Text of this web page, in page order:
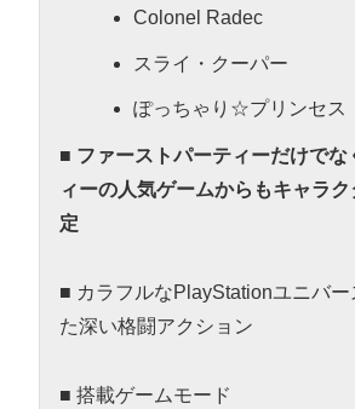
Colonel Radec
スライ・クーパー
ぽっちゃり☆プリンセス
■ ファーストパーティーだけでな
ィーの人気ゲームからもキャラ
定
■ カラフルなPlayStationユニバー
た深い格闘アクション
■ 搭載ゲームモード